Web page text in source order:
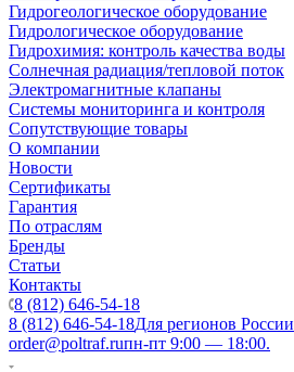
Гидрогеологическое оборудование
Гидрологическое оборудование
Гидрохимия: контроль качества воды
Солнечная радиация/тепловой поток
Электромагнитные клапаны
Системы мониторинга и контроля
Сопутствующие товары
О компании
Новости
Сертификаты
Гарантия
По отраслям
Бренды
Статьи
Контакты
8 (812) 646-54-18
8 (812) 646-54-18Для регионов России
order@poltraf.ruпн-пт 9:00 — 18:00.